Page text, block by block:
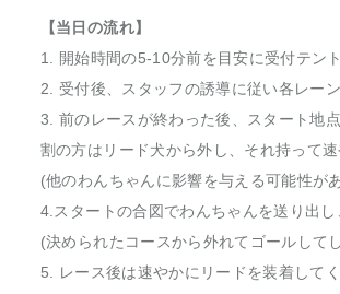
【当日の流れ】
1. 開始時間の5-10分前を目安に受付テン
2. 受付後、スタッフの誘導に従い各レー
3. 前のレースが終わった後、スタート地
割の方はリード犬から外し、それ持って
(他のわんちゃんに影響を与える可能性が
4.スタートの合図でわんちゃんを送り出
(決められたコースから外れてゴールして
5. レース後は速やかにリードを装着して